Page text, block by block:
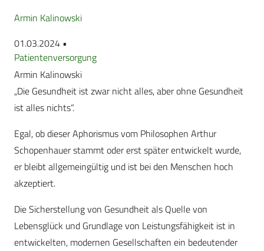
Armin Kalinowski
01.03.2024 •
Patientenversorgung
Armin Kalinowski
„Die Gesundheit ist zwar nicht alles, aber ohne Gesundheit
ist alles nichts“.
Egal, ob dieser Aphorismus vom Philosophen Arthur
Schopenhauer stammt oder erst später entwickelt wurde,
er bleibt allgemeingültig und ist bei den Menschen hoch
akzeptiert.
Die Sicherstellung von Gesundheit als Quelle von
Lebensglück und Grundlage von Leistungsfähigkeit ist in
entwickelten, modernen Gesellschaften ein bedeutender